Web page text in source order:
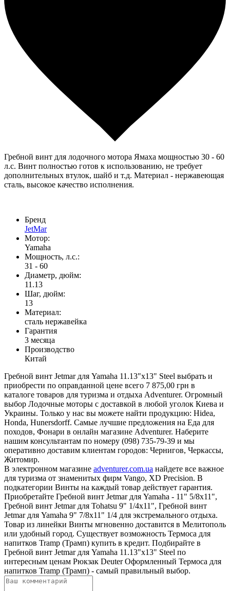
Гребной винт для лодочного мотора Ямаха мощностью 30 - 60
л.с. Винт полностью готов к использованию, не требует
дополнительных втулок, шайб и т.д. Материал - нержавеющая
сталь, высокое качество исполнения.
Бренд
JetMar
Мотор:
Yamaha
Мощность, л.с.:
31 - 60
Диаметр, дюйм:
11.13
Шаг, дюйм:
13
Материал:
сталь нержавейка
Гарантия
3 месяца
Производство
Китай
Гребной винт Jetmar для Yamaha 11.13"x13" Steel выбрать и
приобрести по оправданной цене всего 7 875,00 грн в
каталоге товаров для туризма и отдыха Adventurer. Огромный
выбор Лодочные моторы с доставкой в любой уголок Киева и
Украины. Только у нас вы можете найти продукцию: Hidea,
Honda, Hunersdorff. Самые лучшие предложения на Еда для
походов, Фонари в онлайн магазине Adventurer. Наберите
нашим консультантам по номеру (098) 735-79-39 и мы
оперативно доставим клиентам городов: Чернигов, Черкассы,
Житомир.
В электронном магазине adventurer.com.ua найдете все важное
для туризма от знаменитых фирм Vango, XD Precision. В
подкатегории Винты на каждый товар действует гарантия.
Приобретайте Гребной винт Jetmar для Yamaha - 11" 5/8x11",
Гребной винт Jetmar для Tohatsu 9" 1/4x11", Гребной винт
Jetmar для Yamaha 9" 7/8х11" 1/4 для экстремального отдыха.
Товар из линейки Винты мгновенно доставится в Мелитополь
или удобный город. Существует возможность Термоса для
напитков Tramp (Трамп) купить в кредит. Подбирайте в
Гребной винт Jetmar для Yamaha 11.13"x13" Steel по
интересным ценам Рюкзак Deuter Оформленный Термоса для
напитков Tramp (Трамп) - самый правильный выбор.